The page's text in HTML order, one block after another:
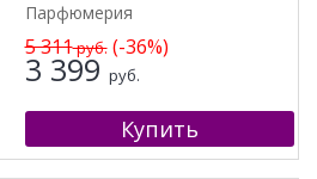
Парфюмерия
5 311руб.(-36%)
3 399 руб.